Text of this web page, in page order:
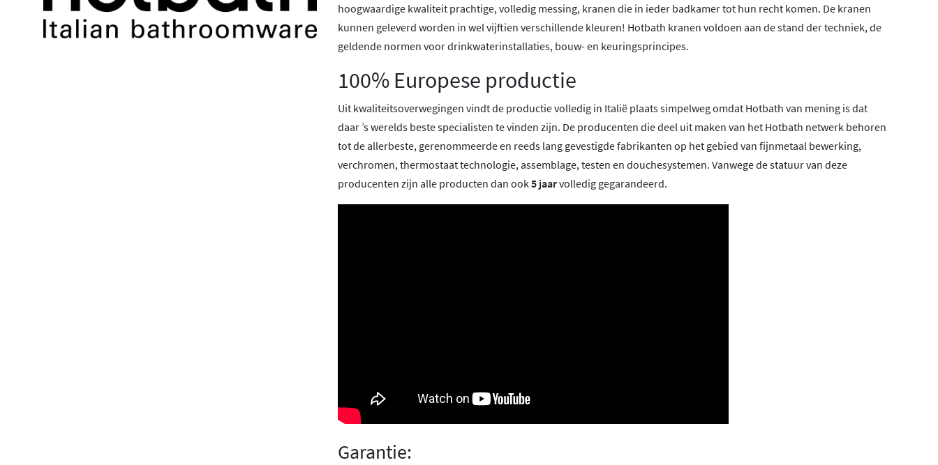
hoogwaardige kwaliteit prachtige, volledig messing, kranen die in ieder badkamer tot hun recht komen. De kranen
kunnen geleverd worden in wel vijftien verschillende kleuren! Hotbath kranen voldoen aan de stand der techniek, de
geldende normen voor drinkwaterinstallaties, bouw- en keuringsprincipes.
100% Europese productie
Uit kwaliteitsoverwegingen vindt de productie volledig in Italië plaats simpelweg omdat Hotbath van mening is dat
daar ’s werelds beste specialisten te vinden zijn. De producenten die deel uit maken van het Hotbath netwerk behoren
tot de allerbeste, gerenommeerde en reeds lang gevestigde fabrikanten op het gebied van fijnmetaal bewerking,
verchromen, thermostaat technologie, assemblage, testen en douchesystemen. Vanwege de statuur van deze
producenten zijn alle producten dan ook5 jaarvolledig gegarandeerd.
Garantie: